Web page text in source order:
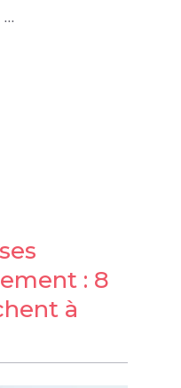
…
: 8
à